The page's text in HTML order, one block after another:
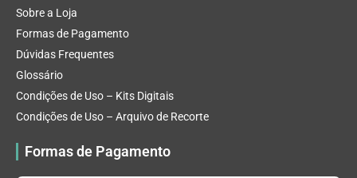
Sobre a Loja
Formas de Pagamento
Dúvidas Frequentes
Glossário
Condições de Uso – Kits Digitais
Condições de Uso – Arquivo de Recorte
Formas de Pagamento